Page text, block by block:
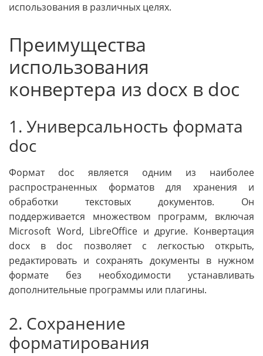
использования в различных целях.
Преимущества
использования
конвертера из docx в doc
1. Универсальность формата
doc
Формат doc является одним из наиболее
распространенных форматов для хранения и
обработки текстовых документов. Он
поддерживается множеством программ, включая
Microsoft Word, LibreOffice и другие. Конвертация
docx в doc позволяет с легкостью открыть,
редактировать и сохранять документы в нужном
формате без необходимости устанавливать
дополнительные программы или плагины.
2. Сохранение
форматирования